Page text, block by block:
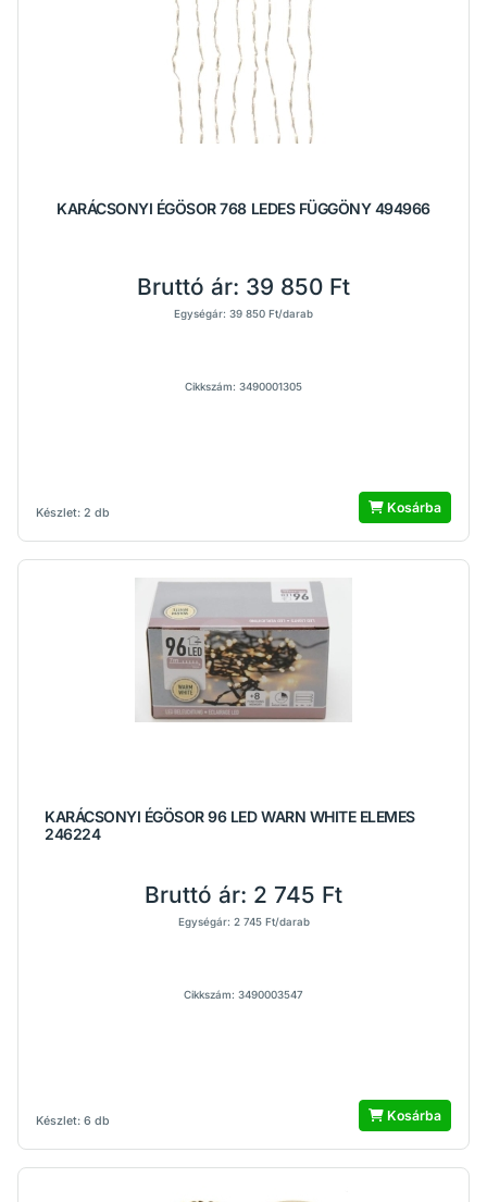
KARÁCSONYI ÉGÖSOR 768 LEDES FÜGGÖNY 494966
Készlet: 2 db
Bruttó ár: 39 850 Ft
Egységár: 39 850 Ft/darab
Cikkszám: 3490001305
Kosárba
KARÁCSONYI ÉGÖSOR 96 LED WARN WHITE ELEMES
246224
Készlet: 6 db
Bruttó ár: 2 745 Ft
Egységár: 2 745 Ft/darab
Cikkszám: 3490003547
Kosárba